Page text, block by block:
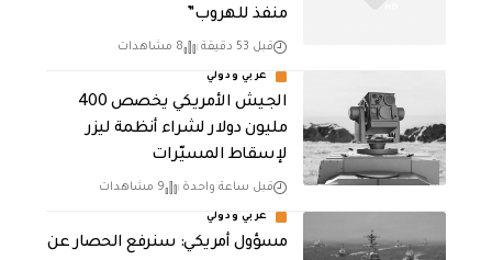
منفذ للهروب”
قبل 53 دقيقة 8 مشاهدات
عربي ودولي
الجيش الأمريكي يخصص 400
مليون دولار لشراء أنظمة ليزر
لإسقاط المسيّرات
قبل ساعة واحدة 9 مشاهدات
عربي ودولي
مسؤول أمريكي: سنرفع الحصار عن